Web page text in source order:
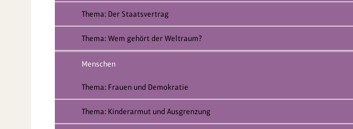
Thema: Der Staatsvertrag
Thema: Wem gehört der Weltraum?
Menschen
Thema: Frauen und Demokratie
Thema: Kinderarmut und Ausgrenzung